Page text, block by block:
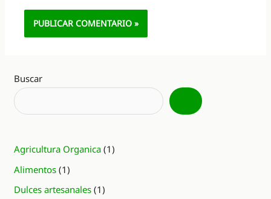
Buscar
Agricultura Organica (1)
Alimentos (1)
Dulces artesanales (1)